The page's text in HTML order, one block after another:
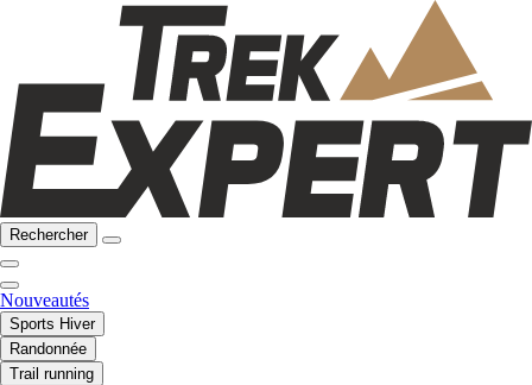
Rechercher
Nouveautés
Sports Hiver
Randonnée
Trail running